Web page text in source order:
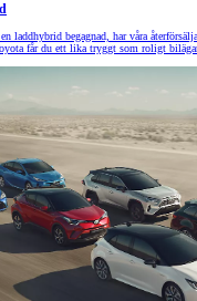
laddhybrid begagnad, har våra
får du ett lika tryggt som roligt